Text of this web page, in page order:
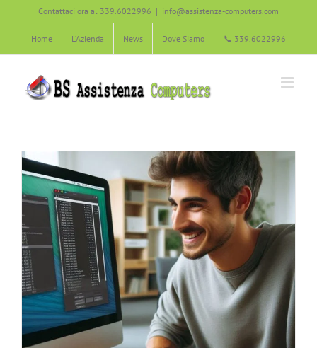
al
Contattaci ora al 339.6022996 | info@assistenza-computers.com
Home L’Azienda News Dove Siamo 📞 339.6022996
Agliana Carmignano Montale Montemurlo Pistoia Poggio a
Caiano Prato Quarrata Serravalle Pistoiese
Software ed
Applicazioni Soluzione dei Problemi informatici Vaiano